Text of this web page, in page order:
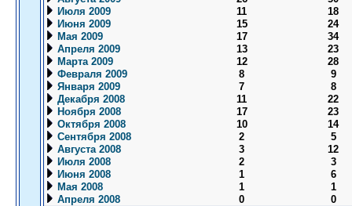
Июля 2009
11
18
Июня 2009
15
24
Мая 2009
17
34
Апреля 2009
13
23
Марта 2009
12
28
Февраля 2009
8
9
Января 2009
7
8
Декабря 2008
11
22
Ноября 2008
17
23
Октября 2008
10
14
Сентября 2008
2
5
Августа 2008
3
12
Июля 2008
2
3
Июня 2008
1
6
Мая 2008
1
1
Апреля 2008
0 0